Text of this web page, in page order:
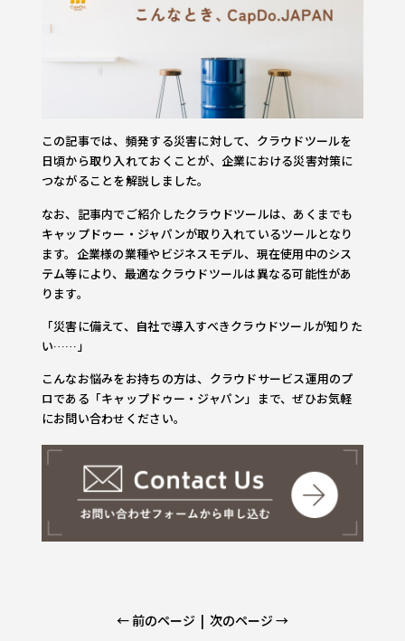
この記事では、頻発する災害に対して、クラウドツールを
日頃から取り入れておくことが、企業における災害対策に
つながることを解説しました。
なお、記事内でご紹介したクラウドツールは、あくまでも
キャップドゥー・ジャパンが取り入れているツールとなり
ます。企業様の業種やビジネスモデル、現在使用中のシス
テム等により、最適なクラウドツールは異なる可能性があ
ります。
「災害に備えて、自社で導入すべきクラウドツールが知りた
い……」
こんなお悩みをお持ちの方は、クラウドサービス運用のプ
ロである「キャップドゥー・ジャパン」まで、ぜひお気軽
にお問い合わせください。
← 前のページ | 次のページ →